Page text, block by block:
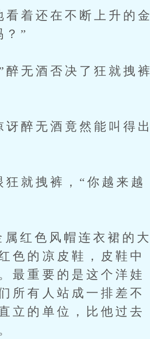
着还在不断上升的金
？”
无酒否决了狂就拽裤
醉无酒竟然能叫得出
就拽裤，“你越来越
红色风帽连衣裙的大
色的凉皮鞋，皮鞋中
最重要的是这个洋娃
所有人站成一排差不
立的单位，比他过去